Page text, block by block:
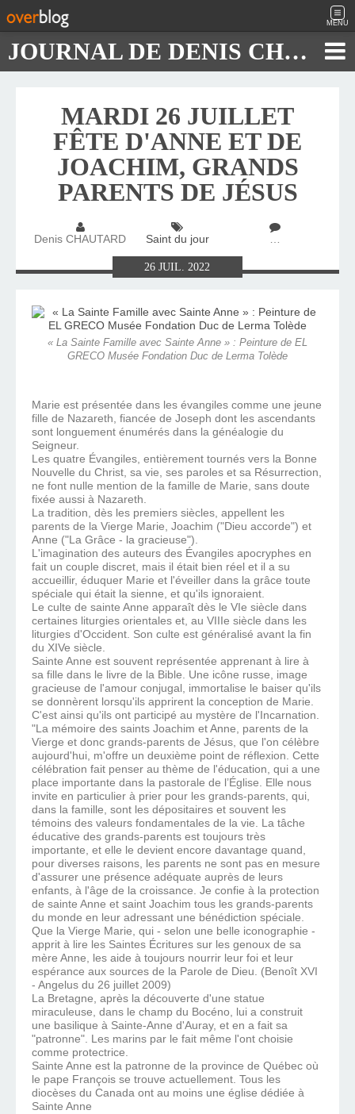
MENU
JOURNAL DE DENIS CHAUTARD
MARDI 26 JUILLET
FÊTE D'ANNE ET DE
JOACHIM, GRANDS
PARENTS DE JÉSUS
Denis CHAUTARD Saint du jour …
26JUIL.2022
« La Sainte Famille avec Sainte Anne » : Peinture de EL
GRECO Musée Fondation Duc de Lerma Tolède
Marie est présentée dans les évangiles comme une jeune
fille de Nazareth, fiancée de Joseph dont les ascendants
sont longuement énumérés dans la généalogie du
Seigneur.
Les quatre Évangiles, entièrement tournés vers la Bonne
Nouvelle du Christ, sa vie, ses paroles et sa Résurrection,
ne font nulle mention de la famille de Marie, sans doute
fixée aussi à Nazareth.
La tradition, dès les premiers siècles, appellent les
parents de la Vierge Marie, Joachim ("Dieu accorde") et
Anne ("La Grâce - la gracieuse").
L'imagination des auteurs des Évangiles apocryphes en
fait un couple discret, mais il était bien réel et il a su
accueillir, éduquer Marie et l'éveiller dans la grâce toute
spéciale qui était la sienne, et qu'ils ignoraient.
Le culte de sainte Anne apparaît dès le VIe siècle dans
certaines liturgies orientales et, au VIIIe siècle dans les
liturgies d'Occident. Son culte est généralisé avant la fin
du XIVe siècle.
Sainte Anne est souvent représentée apprenant à lire à
sa fille dans le livre de la Bible. Une icône russe, image
gracieuse de l'amour conjugal, immortalise le baiser qu'ils
se donnèrent lorsqu'ils apprirent la conception de Marie.
C'est ainsi qu'ils ont participé au mystère de l'Incarnation.
"La mémoire des saints Joachim et Anne, parents de la
Vierge et donc grands-parents de Jésus, que l'on célèbre
aujourd'hui, m'offre un deuxième point de réflexion. Cette
célébration fait penser au thème de l'éducation, qui a une
place importante dans la pastorale de l’Église. Elle nous
invite en particulier à prier pour les grands-parents, qui,
dans la famille, sont les dépositaires et souvent les
témoins des valeurs fondamentales de la vie. La tâche
éducative des grands-parents est toujours très
importante, et elle le devient encore davantage quand,
pour diverses raisons, les parents ne sont pas en mesure
d'assurer une présence adéquate auprès de leurs
enfants, à l'âge de la croissance. Je confie à la protection
de sainte Anne et saint Joachim tous les grands-parents
du monde en leur adressant une bénédiction spéciale.
Que la Vierge Marie, qui - selon une belle iconographie -
apprit à lire les Saintes Écritures sur les genoux de sa
mère Anne, les aide à toujours nourrir leur foi et leur
espérance aux sources de la Parole de Dieu. (Benoît XVI
- Angelus du 26 juillet 2009)
La Bretagne, après la découverte d'une statue
miraculeuse, dans le champ du Bocéno, lui a construit
une basilique à Sainte-Anne d'Auray, et en a fait sa
"patronne". Les marins par le fait même l'ont choisie
comme protectrice.
Sainte Anne est la patronne de la province de Québec où
le pape François se trouve actuellement. Tous les
diocèses du Canada ont au moins une église dédiée à
Sainte Anne